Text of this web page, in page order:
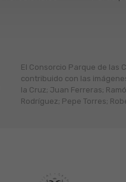
El Consorcio Parque de las
contribuido con las
la Cruz; Juan Ferreras;
Rodríguez; Pepe Torres;